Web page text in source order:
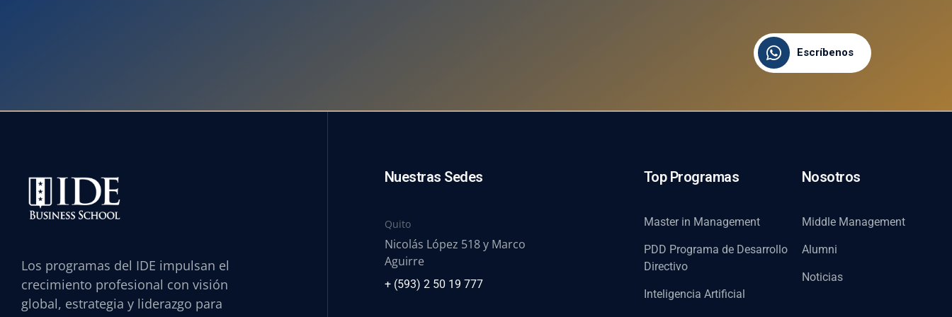
Escríbenos
Los programas del IDE impulsan el
crecimiento profesional con visión
global, estrategia y liderazgo para
Nuestras Sedes
Quito
Nicolás López 518 y Marco
Aguirre
+ (593) 2 50 19 777
Top Programas
Master in Management
PDD Programa de Desarrollo
Directivo
Inteligencia Artificial
Nosotros
Middle Management
Alumni
Noticias